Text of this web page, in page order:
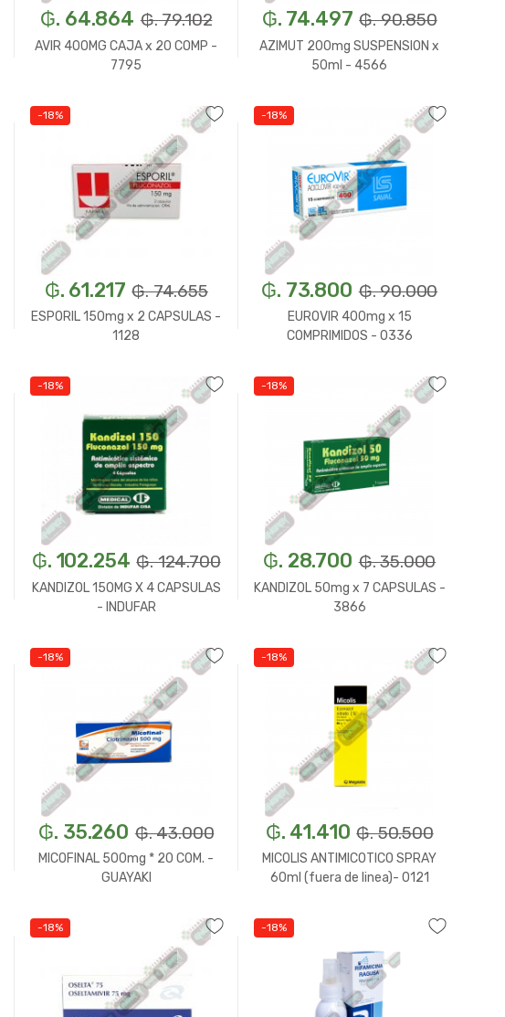
₲. 64.864 ₲. 79.102
AVIR 400MG CAJA x 20 COMP -
7795
- +
₲. 74.497 ₲. 90.850
AZIMUT 200mg SUSPENSION x
50ml - 4566
- +
-18%
₲. 61.217 ₲. 74.655
ESPORIL 150mg x 2 CAPSULAS -
1128
- +
-18%
₲. 73.800 ₲. 90.000
EUROVIR 400mg x 15
COMPRIMIDOS - 0336
- +
-18%
₲. 102.254 ₲. 124.700
KANDIZOL 150MG X 4 CAPSULAS
- INDUFAR
- +
-18%
₲. 28.700 ₲. 35.000
KANDIZOL 50mg x 7 CAPSULAS -
3866
- +
-18%
₲. 35.260 ₲. 43.000
MICOFINAL 500mg * 20 COM. -
GUAYAKI
- +
-18%
₲. 41.410 ₲. 50.500
MICOLIS ANTIMICOTICO SPRAY
60ml (fuera de linea)- 0121
-
-18% -18%